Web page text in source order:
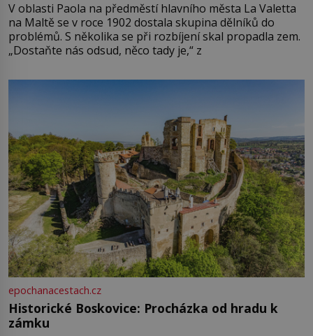
V oblasti Paola na předměstí hlavního města La Valetta
na Maltě se v roce 1902 dostala skupina dělníků do
problémů. S několika se při rozbíjení skal propadla zem.
„Dostaňte nás odsud, něco tady je,“ z
epochanacestach.cz
Historické Boskovice: Procházka od hradu k
zámku